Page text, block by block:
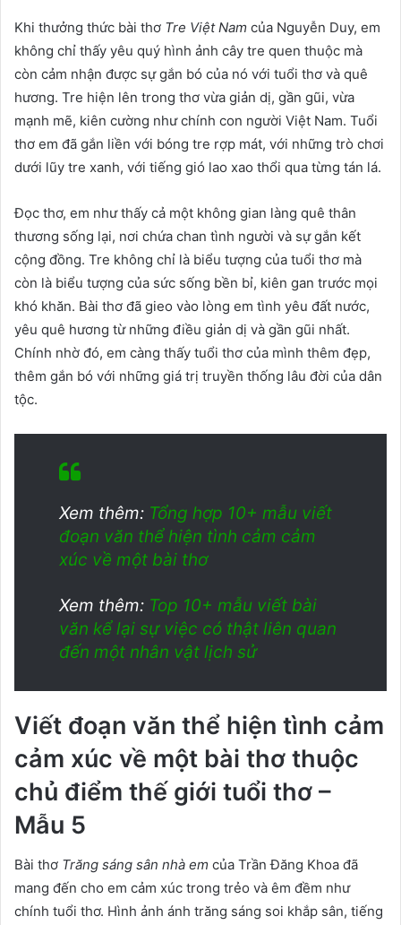
Khi thưởng thức bài thơ Tre Việt Nam của Nguyễn Duy, em
không chỉ thấy yêu quý hình ảnh cây tre quen thuộc mà
còn cảm nhận được sự gắn bó của nó với tuổi thơ và quê
hương. Tre hiện lên trong thơ vừa giản dị, gần gũi, vừa
mạnh mẽ, kiên cường như chính con người Việt Nam. Tuổi
thơ em đã gắn liền với bóng tre rợp mát, với những trò chơi
dưới lũy tre xanh, với tiếng gió lao xao thổi qua từng tán lá.
Đọc thơ, em như thấy cả một không gian làng quê thân
thương sống lại, nơi chứa chan tình người và sự gắn kết
cộng đồng. Tre không chỉ là biểu tượng của tuổi thơ mà
còn là biểu tượng của sức sống bền bỉ, kiên gan trước mọi
khó khăn. Bài thơ đã gieo vào lòng em tình yêu đất nước,
yêu quê hương từ những điều giản dị và gần gũi nhất.
Chính nhờ đó, em càng thấy tuổi thơ của mình thêm đẹp,
thêm gắn bó với những giá trị truyền thống lâu đời của dân
tộc.
Xem thêm: Tổng hợp 10+ mẫu viết
đoạn văn thể hiện tình cảm cảm
xúc về một bài thơ
Xem thêm: Top 10+ mẫu viết bài
văn kể lại sự việc có thật liên quan
đến một nhân vật lịch sử
Viết đoạn văn thể hiện tình cảm
cảm xúc về một bài thơ thuộc
chủ điểm thế giới tuổi thơ –
Mẫu 5
Bài thơ Trăng sáng sân nhà em của Trần Đăng Khoa đã
mang đến cho em cảm xúc trong trẻo và êm đềm như
chính tuổi thơ. Hình ảnh ánh trăng sáng soi khắp sân, tiếng